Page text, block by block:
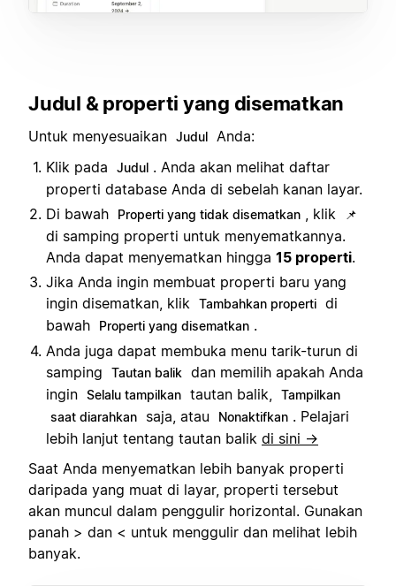
Judul & properti yang disematkan
Untuk menyesuaikan Judul
Anda:
Klik pada
Judul . Anda akan melihat daftar
properti database Anda di sebelah kanan layar.
Di bawah
Properti yang tidak disematkan , klik 📌
di samping properti untuk menyematkannya.
Anda dapat menyematkan hingga 15 properti.
Jika Anda ingin membuat properti baru yang
ingin disematkan, klik Tambahkan properti di
bawah
Properti yang disematkan .
Anda juga dapat membuka menu tarik-turun di
samping
Tautan balik dan memilih apakah Anda
ingin Selalu tampilkan tautan balik, Tampilkan
saat diarahkan
saja, atau Nonaktifkan . Pelajari
lebih lanjut tentang tautan balik di sini →
Saat Anda menyematkan lebih banyak properti
daripada yang muat di layar, properti tersebut
akan muncul dalam penggulir horizontal. Gunakan
panah > dan < untuk menggulir dan melihat lebih
banyak.